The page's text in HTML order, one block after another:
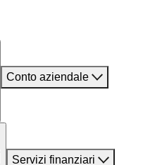
Conto aziendale
Servizi finanziari